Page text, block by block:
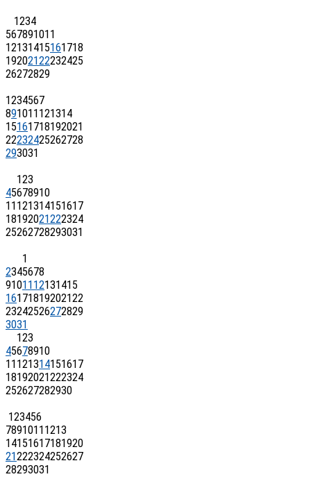
1234
567891011
12131415161718
19202122232425
26272829
1234567
891011 121314
15161718192021
22232425262728
293031
123
45678910
11 121314151617
18192021222324
25262728293031
1
2345678
91011 12131415
16171819202122
23242526272829
3031
123
45678910
11 121314151617
18192021222324
252627282930
123456
7891011 1213
14151617181920
21222324252627
28293031